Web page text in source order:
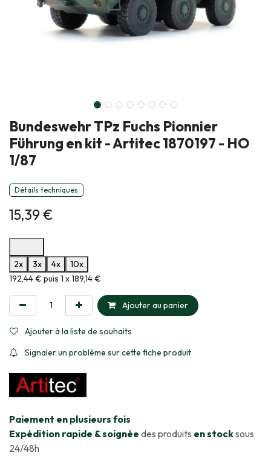
Bundeswehr TPz Fuchs Pionnier
Führung en kit - Artitec 1870197 - HO
1/87
Détails techniques
15,39€
2x
3x 4x
10x
Informations sur le plan de paiement sélectionné
192,44 € puis 1 x 189,14 €
Ajouter au panier
Ajouter à la liste de souhaits
Signaler un problème sur cette fiche produit
​Paiement en plusieurs fois
Expédition rapide & soignée des produits en stocksous
24/48h